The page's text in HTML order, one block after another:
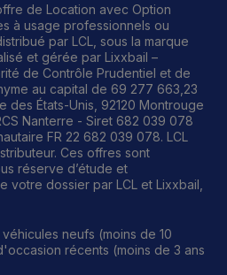
de Location avec Option
à usage professionnels ou
par LCL, sous la marque
et gérée par Lixxbail –
de Contrôle Prudentiel et de
au capital de 69 277 663,23
des États-Unis, 92120 Montrouge
Nanterre - Siret 682 039 078
FR 22 682 039 078. LCL
Ces offres sont
réserve d’étude et
votre dossier par LCL et Lixxbail,
neufs (moins de 10
récents (moins de 3 ans